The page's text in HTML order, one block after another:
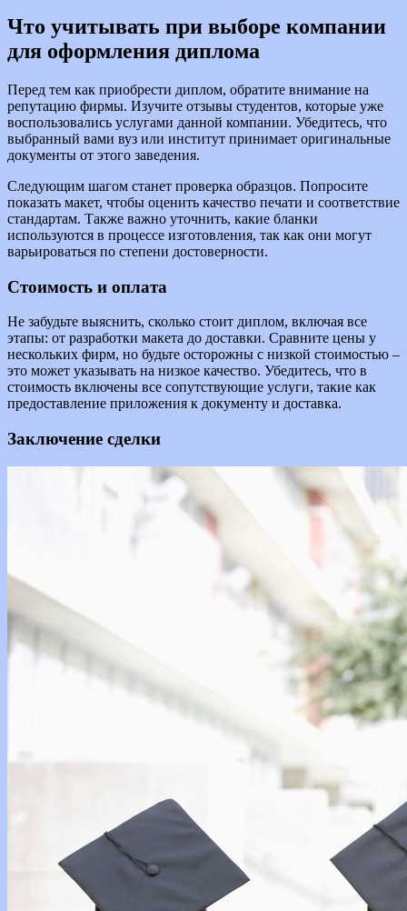
Что учитывать при выборе компании
для оформления диплома
Перед тем как приобрести диплом, обратите внимание на
репутацию фирмы. Изучите отзывы студентов, которые уже
воспользовались услугами данной компании. Убедитесь, что
выбранный вами вуз или институт принимает оригинальные
документы от этого заведения.
Следующим шагом станет проверка образцов. Попросите
показать макет, чтобы оценить качество печати и соответствие
стандартам. Также важно уточнить, какие бланки
используются в процессе изготовления, так как они могут
варьироваться по степени достоверности.
Стоимость и оплата
Не забудьте выяснить, сколько стоит диплом, включая все
этапы: от разработки макета до доставки. Сравните цены у
нескольких фирм, но будьте осторожны с низкой стоимостью –
это может указывать на низкое качество. Убедитесь, что в
стоимость включены все сопутствующие услуги, такие как
предоставление приложения к документу и доставка.
Заключение сделки